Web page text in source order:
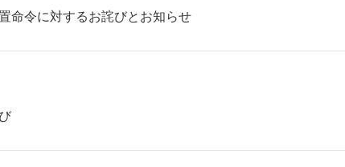
命令に対するお詫びとお知らせ